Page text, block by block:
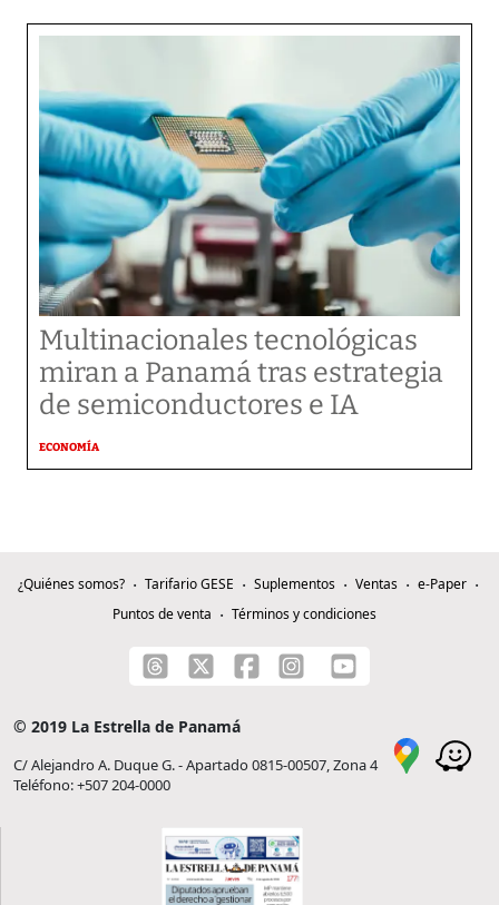
Multinacionales tecnológicas
miran a Panamá tras estrategia
de semiconductores e IA
ECONOMÍA
¿Quiénes somos? Tarifario GESE Suplementos Ventas
e-Paper
Puntos de venta
Términos y condiciones
© 2019 La Estrella de Panamá
C/ Alejandro A. Duque G. - Apartado 0815-00507, Zona 4
Teléfono: +507 204-0000